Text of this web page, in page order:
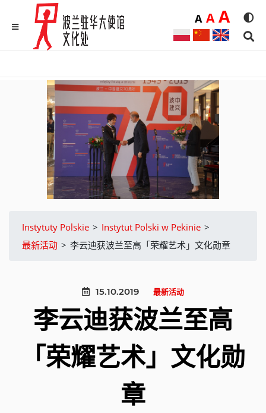
ADomyślna
AŚrednia
A
Instytuty Polskie > Instytut Polski w Pekinie >
最新活动 > 李云迪获波兰至高「荣耀艺术」文化勋章
15.10.2019 最新活动
李云迪获波兰至高
「荣耀艺术」文化勋
章